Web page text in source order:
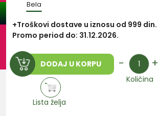
Bela
+Troškovi dostave u iznosu od 999 din.
Promo period do: 31.12.2026.
DODAJ U KORPU - Količina +
Količina
Lista želja